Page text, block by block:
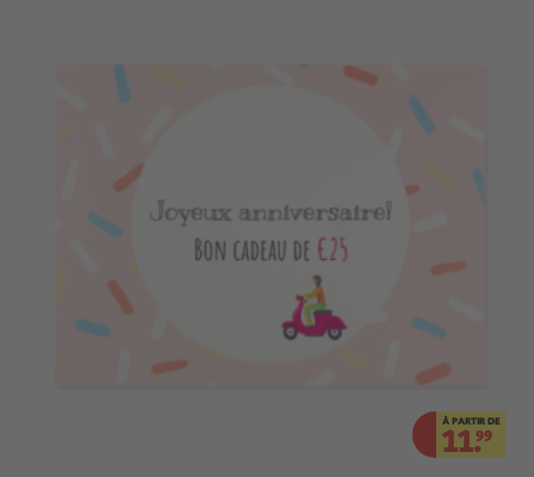
À PARTIR DE
11.99